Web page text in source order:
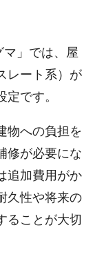
」では、屋
レート系）が
です。
物への負担を
修が必要にな
追加費用がか
久性や将来の
ることが大切